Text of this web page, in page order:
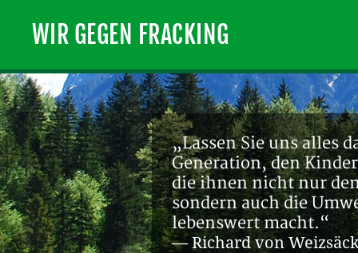
WIR GEGEN FRACKING
„Lassen Sie uns alles
Generation, den
die ihnen nicht nur
sondern auch die
lebenswert macht.“
— Richard von